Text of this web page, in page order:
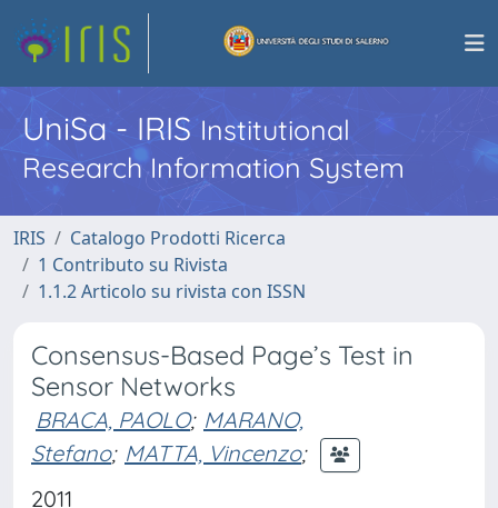
UniSa - IRISInstitutional
Research Information System
IRIS
Catalogo Prodotti Ricerca
1 Contributo su Rivista
1.1.2 Articolo su rivista con ISSN
Consensus-Based Page’s Test in
Sensor Networks
BRACA, PAOLO; MARANO,
Stefano; MATTA, Vincenzo;
2011